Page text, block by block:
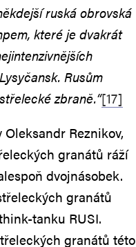
ruská obrovská
které je dvakrát
Rusům
zbraně.“[17]
Reznikov,
granátů ráží
dvojnásobek.
granátů
tanku RUSI.
granátů této